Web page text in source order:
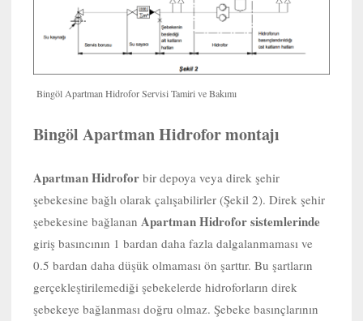
Bingöl Apartman Hidrofor Servisi Tamiri ve Bakımı
Bingöl Apartman Hidrofor montajı
Apartman Hidrofor bir depoya veya direk şehir
şebekesine bağlı olarak çalışabilirler (Şekil 2). Direk şehir
şebekesine bağlanan Apartman Hidrofor sistemlerinde
giriş basıncının 1 bardan daha fazla dalgalanmaması ve
0.5 bardan daha düşük olmaması ön şarttır. Bu şartların
gerçekleştirilemediği şebekelerde hidroforların direk
şebekeye bağlanması doğru olmaz. Şebeke basınçlarının